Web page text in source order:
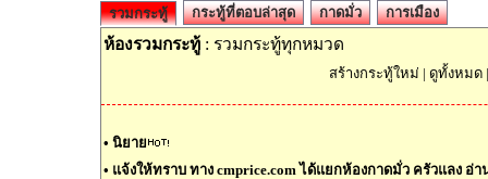
รวมกระทู้ กระทู้ที่ตอบล่าสุด กาดมั่ว การเมือง
ห้องรวมกระทู้ : รวมกระทู้ทุกหมวด
สร้างกระทู้ใหม่ | ดูทั้งหมด
• นิยาย
• แจ้งให้ทราบ ทาง cmprice.com ได้แยกห้องกาดมั่ว ครัวแลง อ่